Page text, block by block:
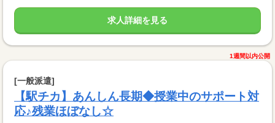
求人詳細を見る
1週間以内公開
[一般派遣]
【駅チカ】あんしん長期◆授業中のサポート対
応♪残業ほぼなし☆